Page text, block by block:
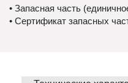
• Запасная часть
• Сертификат запасных